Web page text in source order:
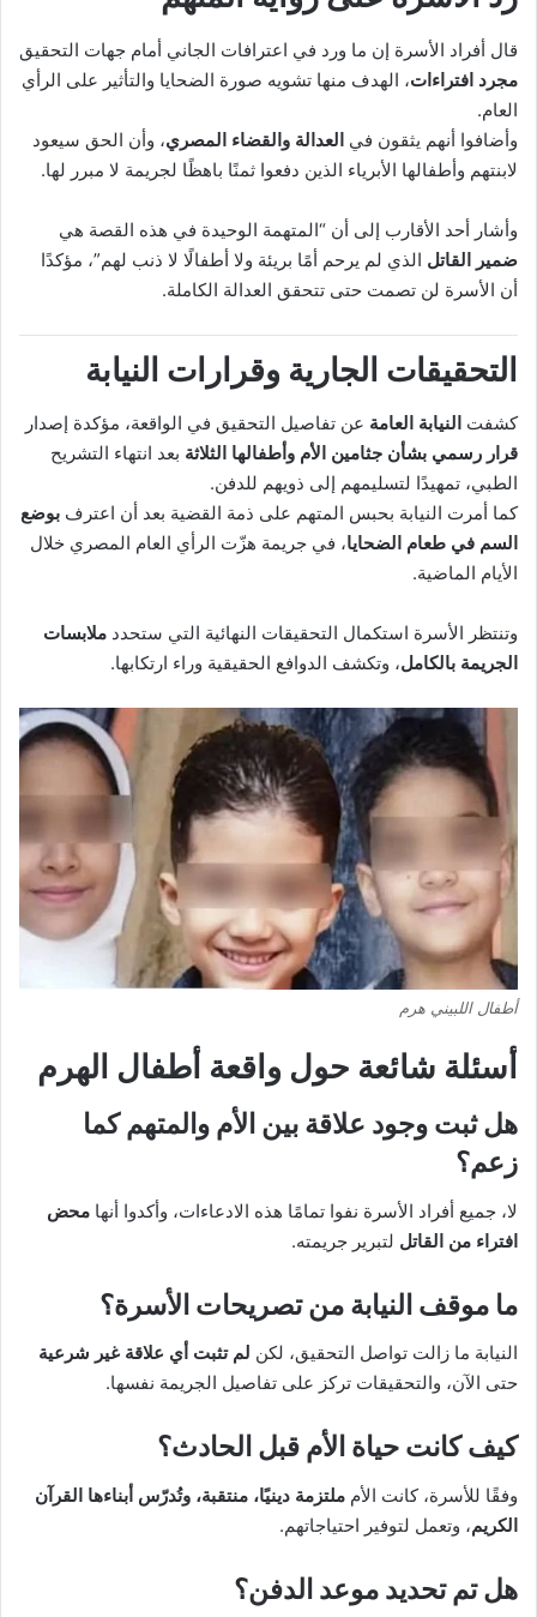
قال أفراد الأسرة إن ما ورد في اعترافات الجاني أمام جهات التحقيق
مجرد افتراءات، الهدف منها تشويه صورة الضحايا والتأثير على الرأي
العام.
وأضافوا أنهم يثقون في العدالة والقضاء المصري، وأن الحق سيعود
لابنتهم وأطفالها الأبرياء الذين دفعوا ثمنًا باهظًا لجريمة لا مبرر لها.
وأشار أحد الأقارب إلى أن “المتهمة الوحيدة في هذه القصة هي
ضمير القاتل الذي لم يرحم أمًا بريئة ولا أطفالًا لا ذنب لهم”، مؤكدًا
أن الأسرة لن تصمت حتى تتحقق العدالة الكاملة.
التحقيقات الجارية وقرارات النيابة
كشفت النيابة العامة عن تفاصيل التحقيق في الواقعة، مؤكدة إصدار
قرار رسمي بشأن جثامين الأم وأطفالها الثلاثة بعد انتهاء التشريح
الطبي، تمهيدًا لتسليمهم إلى ذويهم للدفن.
كما أمرت النيابة بحبس المتهم على ذمة القضية بعد أن اعترف بوضع
السم في طعام الضحايا، في جريمة هزّت الرأي العام المصري خلال
الأيام الماضية.
وتنتظر الأسرة استكمال التحقيقات النهائية التي ستحدد ملابسات
الجريمة بالكامل، وتكشف الدوافع الحقيقية وراء ارتكابها.
أطفال اللبيني هرم
أسئلة شائعة حول واقعة أطفال الهرم
هل ثبت وجود علاقة بين الأم والمتهم كما
زعم؟
لا، جميع أفراد الأسرة نفوا تمامًا هذه الادعاءات، وأكدوا أنها محض
افتراء من القاتل لتبرير جريمته.
ما موقف النيابة من تصريحات الأسرة؟
النيابة ما زالت تواصل التحقيق، لكن لم تثبت أي علاقة غير شرعية
حتى الآن، والتحقيقات تركز على تفاصيل الجريمة نفسها.
كيف كانت حياة الأم قبل الحادث؟
وفقًا للأسرة، كانت الأم ملتزمة دينيًا، منتقبة، وتُدرّس أبناءها القرآن
الكريم، وتعمل لتوفير احتياجاتهم.
هل تم تحديد موعد الدفن؟